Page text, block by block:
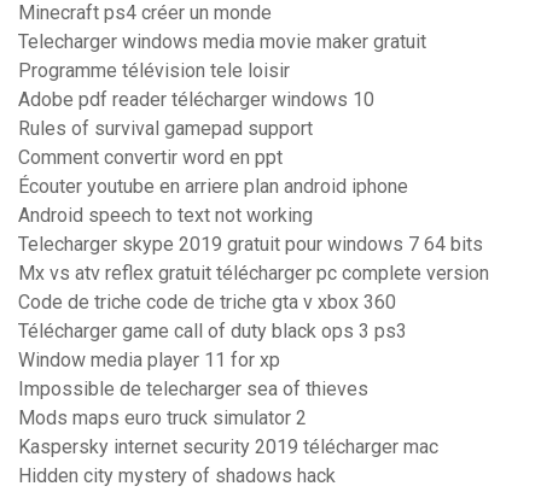
Minecraft ps4 créer un monde
Telecharger windows media movie maker gratuit
Programme télévision tele loisir
Adobe pdf reader télécharger windows 10
Rules of survival gamepad support
Comment convertir word en ppt
Écouter youtube en arriere plan android iphone
Android speech to text not working
Telecharger skype 2019 gratuit pour windows 7 64 bits
Mx vs atv reflex gratuit télécharger pc complete version
Code de triche code de triche gta v xbox 360
Télécharger game call of duty black ops 3 ps3
Window media player 11 for xp
Impossible de telecharger sea of thieves
Mods maps euro truck simulator 2
Kaspersky internet security 2019 télécharger mac
Hidden city mystery of shadows hack